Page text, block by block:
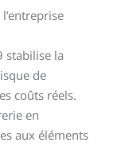
stabilise la
de
coûts réels.
en
aux éléments